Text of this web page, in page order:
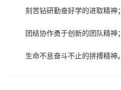
刻苦钻研勤奋好学的进取精神；
团结协作勇于创新的团队精神；
生命不息奋斗不止的拼搏精神。